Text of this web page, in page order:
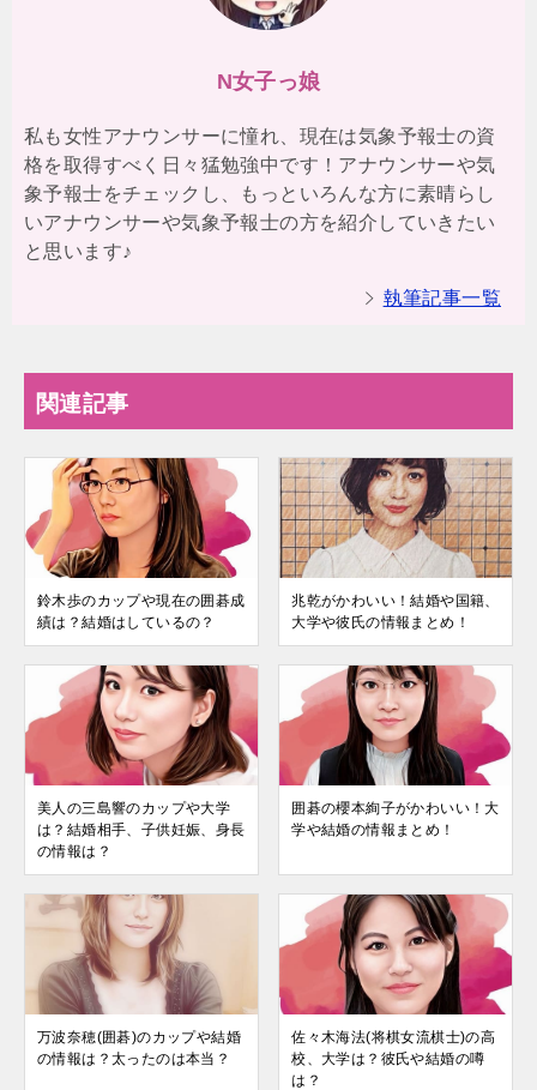
N女子っ娘
私も女性アナウンサーに憧れ、現在は気象予報士の資
格を取得すべく日々猛勉強中です！アナウンサーや気
象予報士をチェックし、もっといろんな方に素晴らし
いアナウンサーや気象予報士の方を紹介していきたい
と思います♪
執筆記事一覧
関連記事
鈴木歩のカップや現在の囲碁成
績は？結婚はしているの？
兆乾がかわいい！結婚や国籍、
大学や彼氏の情報まとめ！
美人の三島響のカップや大学
は？結婚相手、子供妊娠、身長
の情報は？
囲碁の櫻本絢子がかわいい！大
学や結婚の情報まとめ！
万波奈穂(囲碁)のカップや結婚
の情報は？太ったのは本当？
佐々木海法(将棋女流棋士)の高
校、大学は？彼氏や結婚の噂
は？